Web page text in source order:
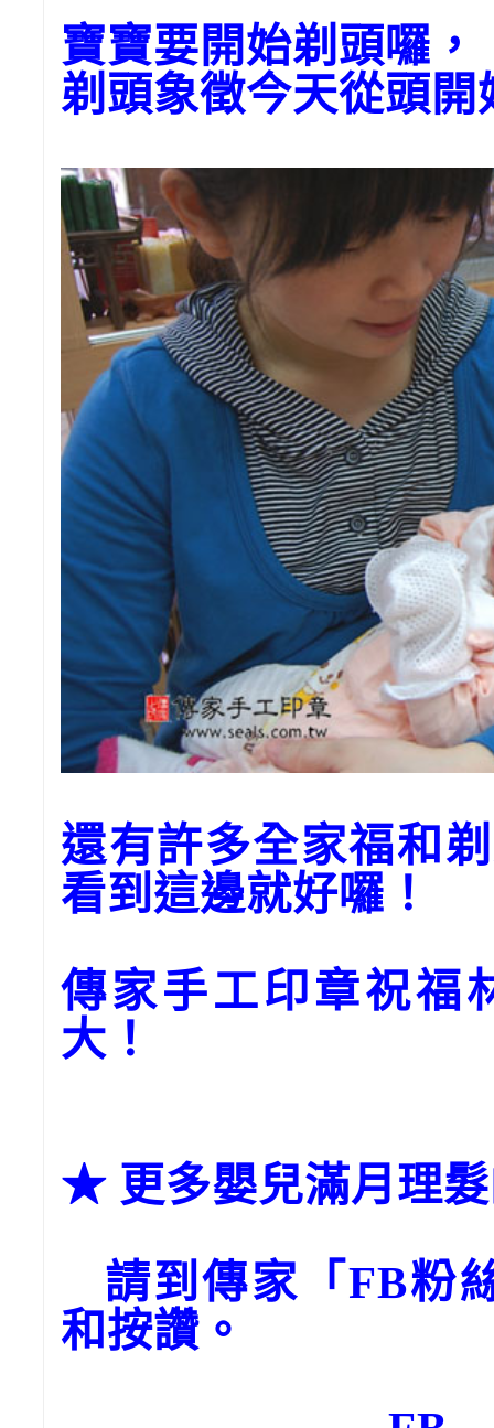
寶寶要開始剃頭囉，
剃頭象徵今天從頭
還有許多全家福和
看到這邊就好囉！
傳家手工印章祝福
大！
★ 更多嬰兒滿月理
請到傳家「FB粉
和按讚。